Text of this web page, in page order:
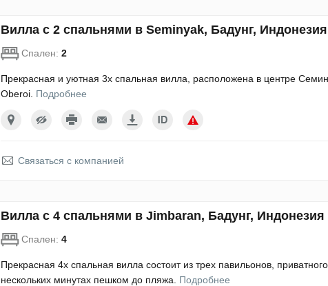
Вилла с 2 спальнями в Seminyak, Бадунг,
Спален: 2
Прекрасная и уютная 3х спальная вилла, расположена в центре
Oberoi. Подробнее
Связаться с компанией
Вилла с 4 спальнями в Jimbaran, Бадунг,
Спален: 4
Прекрасная 4х спальная вилла состоит из трех павильонов,
нескольких минутах пешком до пляжа. Подробнее